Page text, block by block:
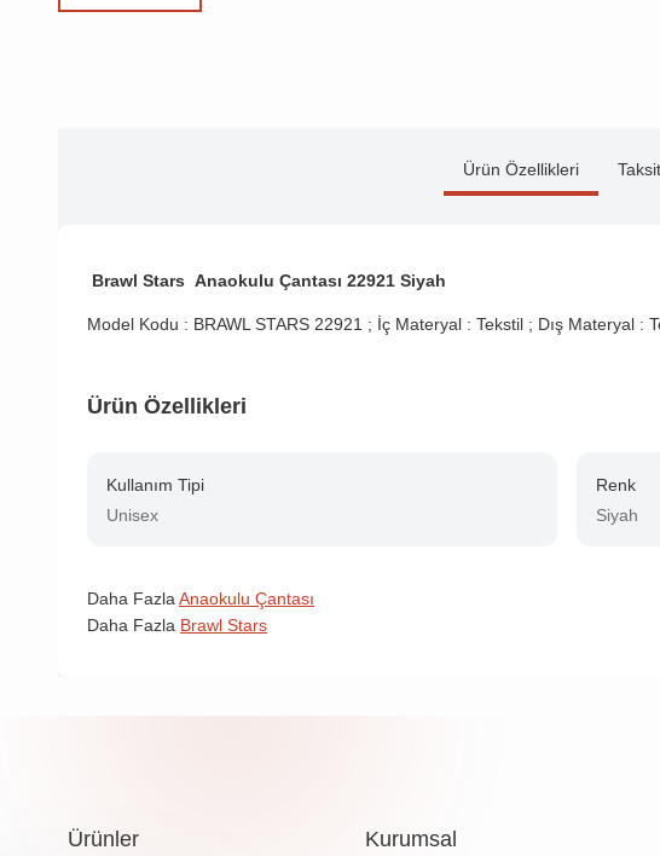
Ürün Özellikleri
Brawl Stars Anaokulu Çantası 22921 Siyah
Model Kodu : BRAWL STARS 22921 ; İç Materyal : Tekstil ; Dış Materyal :
Ürün Özellikleri
Kullanım Tipi
Unisex
Renk
Siyah
Daha Fazla Anaokulu Çantası
Daha Fazla Brawl Stars
Ürünler Kurumsal